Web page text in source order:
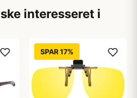
interesseret i
SPAR 17%